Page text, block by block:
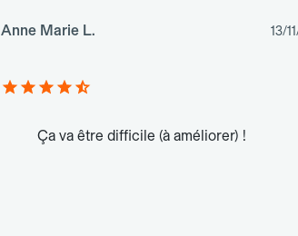
Anne Marie L. 13/
Ça va être difficile (à améliorer) !